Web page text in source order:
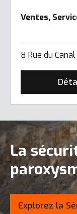
Ventes,
8 Rue du
La
Explorez la